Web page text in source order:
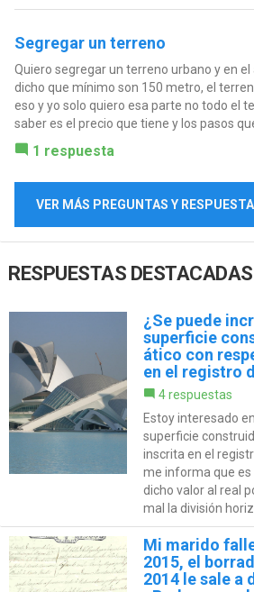
Segregar un terreno
Quiero segregar un terreno urbano y en
dicho que mínimo son 150 metro, el
eso y yo solo quiero esa parte no todo el
saber es el precio que tiene y los pasos
1 respuesta
VER MÁS PREGUNTAS Y
RESPUESTAS DESTACADAS
¿Se puede
superficie
ático con
en el registro
4 respuestas
Estoy interesado
superficie
inscrita en el
me informa que
dicho valor al real
mal la división
Mi marido
2015, el
2014 le sale a